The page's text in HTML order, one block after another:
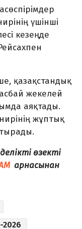
үшінші
кезеңде
қазақстандық
жекелей
аяқтады.
жұптық
өзекті
арнасынан